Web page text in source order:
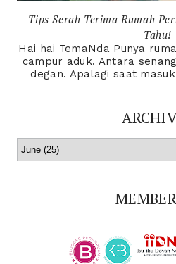
Tips Serah Terima Rumah
Tahu!
Hai hai TemaNda Punya
campur aduk. Antara
degan. Apalagi saat